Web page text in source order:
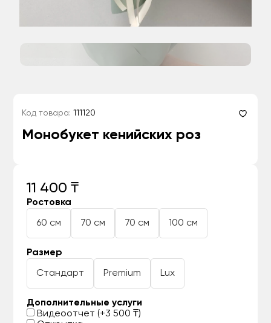
Код товара: 111120
Монобукет кенийских роз
11 400 ₸
Ростовка
60 см 70 см 70 см 100 см
Размер
Стандарт Premium Lux
Дополнительные услуги
Видеоотчет (+3 500 ₸)